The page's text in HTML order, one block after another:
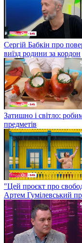
Сергій Бабкін про
виїзд родини за кордон
Затишно і світло:
предметів
"Цей проєкт про
Артем Гумілевський